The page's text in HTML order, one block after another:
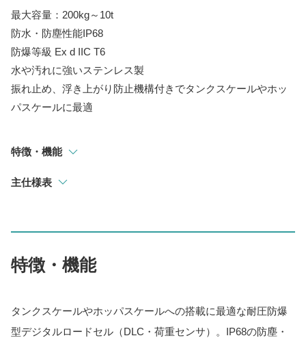
最大容量：200kg～10t
防水・防塵性能IP68
防爆等級 Ex d IIC T6
水や汚れに強いステンレス製
振れ止め、浮き上がり防止機構付きでタンクスケールやホッ
パスケールに最適
特徴・機能
主仕様表
特徴・機能
タンクスケールやホッパスケールへの搭載に最適な耐圧防爆
型デジタルロードセル（DLC・荷重センサ）。IP68の防塵・